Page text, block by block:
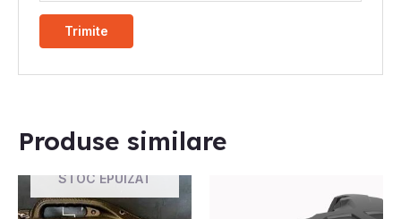
Produse similare
STOC EPUIZAT